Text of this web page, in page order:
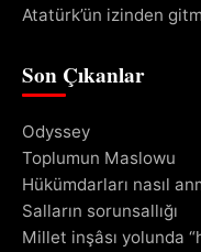
Atatürk’ün izinden
Son Çıkanlar
Odyssey
Toplumun Maslowu
Hükümdarları nasıl
Salların sorunsallığı
Millet inşâsı yolunda